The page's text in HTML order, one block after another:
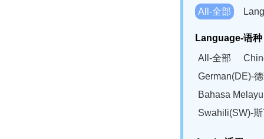
All-全部
Language-语种
All-全部
German(DE)-
Bahasa
Swahili(SW)-